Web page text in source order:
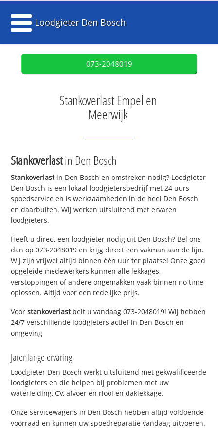
Loodgieter Den Bosch
073-2048019
Stankoverlast Empel en
Meerwijk
Stankoverlastin Den Bosch
Stankoverlastin Den Bosch en omstreken nodig? Loodgieter
Den Bosch is een lokaal loodgietersbedrijf met 24 uurs
spoedservice en is werkzaamheden in de heel Den Bosch
en daarbuiten. Wij werken uitsluitend met ervaren
loodgieters.
Heeft u direct een loodgieter nodig uit Den Bosch? Bel ons
dan op 073-2048019 en krijg direct een vakman aan de lijn.
Wij zijn vrijwel altijd binnen één uur ter plaatse! Onze goed
opgeleide medewerkers kunnen alle lekkages,
verstoppingen of andere ongemakken vaak binnen no time
oplossen. Altijd voor een redelijke prijs.
Voorstankoverlastbelt u vandaag 073-2048019! Wij hebben
24/7 verschillende loodgieters actief in Den Bosch en
omgeving
Jarenlange ervaring
Loodgieter Den Bosch werkt uitsluitend met gekwalificeerde
loodgieters en die helpen bij problemen met uw
waterleiding, CV, afvoer en riool en daklekkage.
Onze servicewagens in Den Bosch hebben altijd voldoende
voorraad en kunnen uw spoedreparatie vandaag uitvoeren.